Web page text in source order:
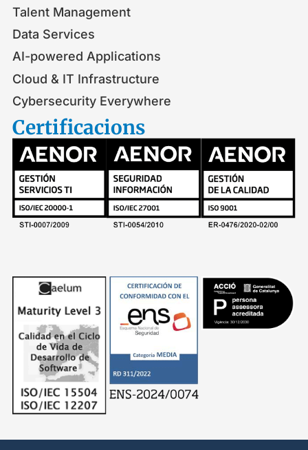
Talent Management
Data Services
AI-powered Applications
Cloud & IT Infrastructure
Cybersecurity Everywhere
Certificacions